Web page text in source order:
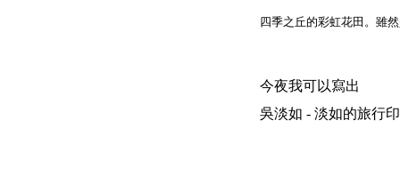
四季之丘的彩虹花田。雖
今夜我可以寫出
吳淡如 - 淡如的旅行印